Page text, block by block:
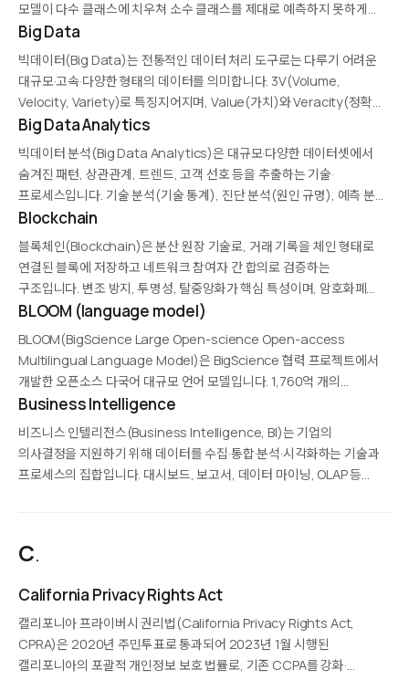
모델이 다수 클래스에 치우쳐 소수 클래스를 제대로 예측하지 못하게
만듭니다. 균형을 맞추는 기법에는 오버샘플링(SMOTE), 언더샘플링,
합성 데이터 생성, 가중치 조정 등이 있으며, 의료 진단·사기 탐지처럼…
Big Data
빅데이터(Big Data)는 전통적인 데이터 처리 도구로는 다루기 어려운
대규모·고속·다양한 형태의 데이터를 의미합니다. 3V(Volume,
Velocity, Variety)로 특징지어지며, Value(가치)와 Veracity(정확성)
를 더한 5V 모델도 사용됩니다. Hadoop, Spark, Kafka 같은 분산 처리
기술로 다루며, 머신러닝·AI·IoT·실시간 분석의 기반이 됩니다.
Big Data Analytics
빅데이터 분석(Big Data Analytics)은 대규모·다양한 데이터셋에서
숨겨진 패턴, 상관관계, 트렌드, 고객 선호 등을 추출하는 기술·
프로세스입니다. 기술 분석(기술 통계), 진단 분석(원인 규명), 예측 분석
(미래 예측), 처방 분석(행동 권장) 네 가지 유형이 있으며,
Hadoop·Spark·머신러닝과 결합해 운영합니다. 금융 사기 탐지, 의료
진단, 마케팅…
Blockchain
블록체인(Blockchain)은 분산 원장 기술로, 거래 기록을 체인 형태로
연결된 블록에 저장하고 네트워크 참여자 간 합의로 검증하는
구조입니다. 변조 방지, 투명성, 탈중앙화가 핵심 특성이며, 암호화폐
(비트코인, 이더리움)의 기반이자 공급망 추적, 디지털 신원, 스마트
계약, NFT 등 다양한 분야로 확장되고 있습니다.
BLOOM (language model)
BLOOM(BigScience Large Open-science Open-access
Multilingual Language Model)은 BigScience 협력 프로젝트에서
개발한 오픈소스 다국어 대규모 언어 모델입니다. 1,760억 개의
파라미터를 가지며 46개 자연어와 13개 프로그래밍 언어를 지원합니다.
GPT-3 수준의 성능을 공개 라이선스로 제공해 연구·산업계의 접근성을
크게 높였으며, 책임 있는 AI 개발의…
Business Intelligence
비즈니스 인텔리전스(Business Intelligence, BI)는 기업의
의사결정을 지원하기 위해 데이터를 수집·통합·분석·시각화하는 기술과
프로세스의 집합입니다. 대시보드, 보고서, 데이터 마이닝, OLAP 등
C.
California Privacy Rights Act
캘리포니아 프라이버시 권리법(California Privacy Rights Act,
CPRA)은 2020년 주민투표로 통과되어 2023년 1월 시행된
캘리포니아의 포괄적 개인정보 보호 법률로, 기존 CCPA를 강화·